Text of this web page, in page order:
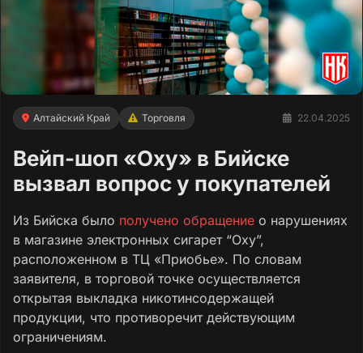
Алтайский Край Торговля 22.04.2025
Вейп-шоп «Oxy» в Бийске
вызвал вопрос у покупателей
Из Бийска было получено обращение о нарушениях
в магазине электронных сигарет “Oxy”,
расположенном в ТЦ «Приобье». По словам
заявителя, в торговой точке осуществляется
открытая выкладка никотинсодержащей
продукции, что противоречит действующим
ограничениям.